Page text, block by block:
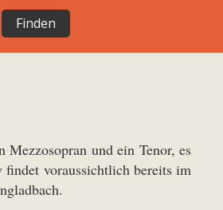
und ein Tenor, es
findet voraussichtlich bereits im
.